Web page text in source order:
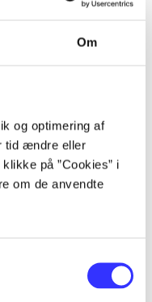
Om
og optimering af
tid ændre eller
på ”Cookies” i
om de anvendte